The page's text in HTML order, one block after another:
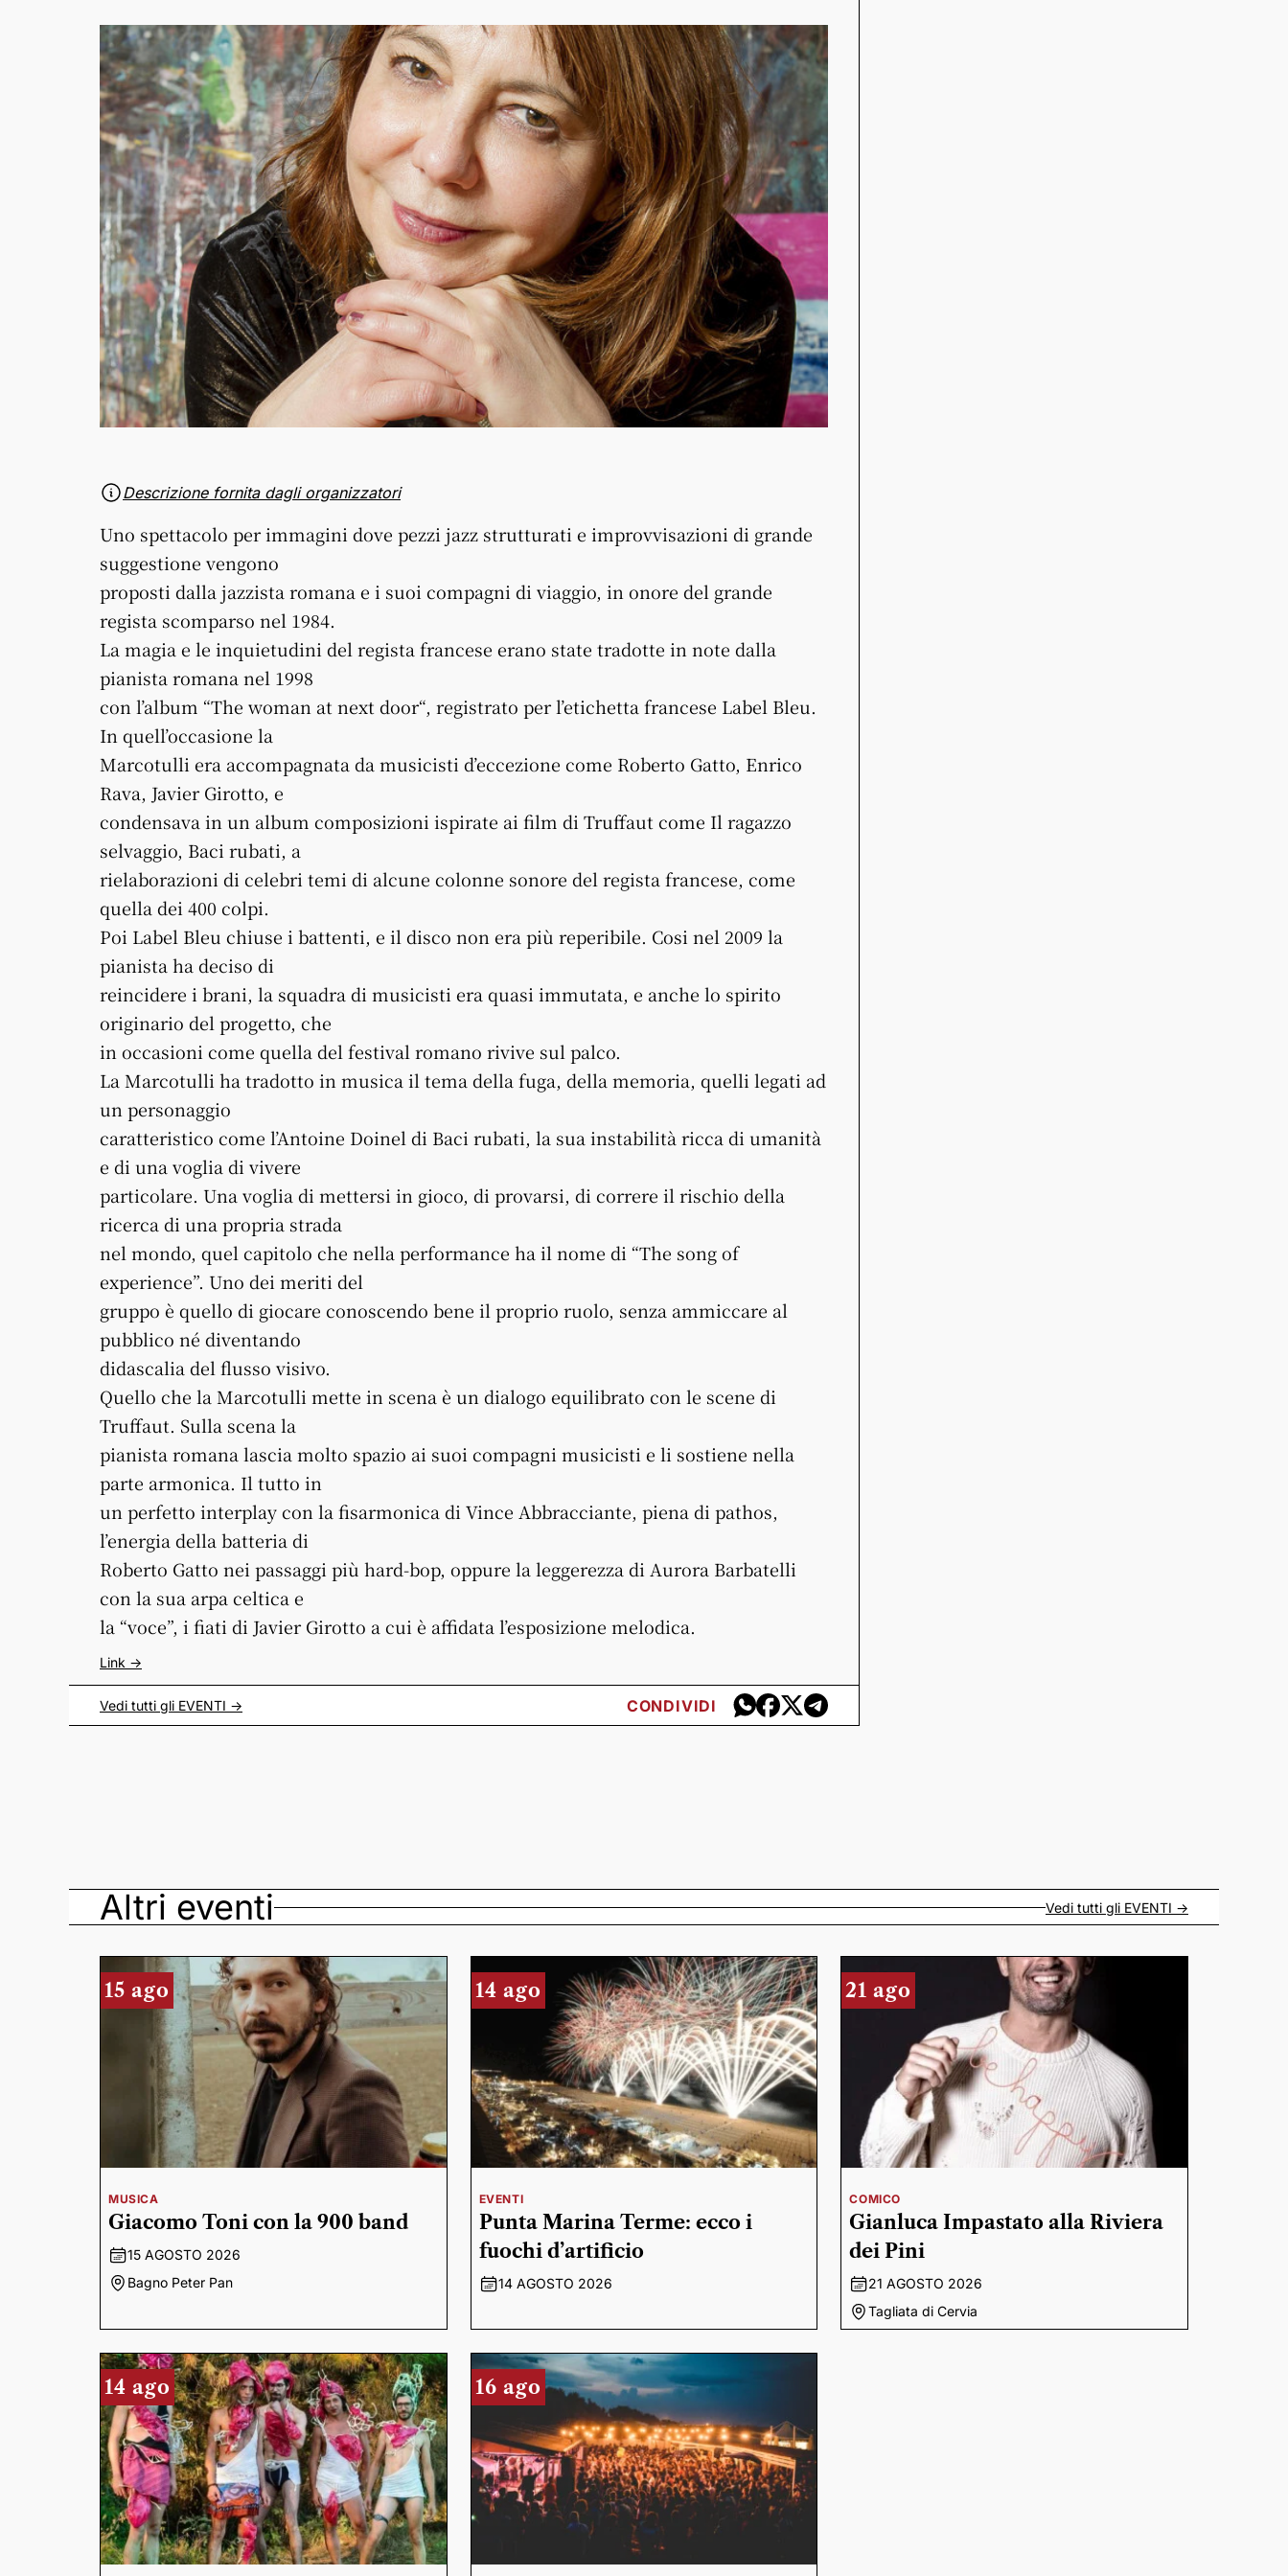
Descrizione fornita dagli organizzatori
Uno spettacolo per immagini dove pezzi jazz strutturati e improvvisazioni di grande
suggestione vengono
proposti dalla jazzista romana e i suoi compagni di viaggio, in onore del grande
regista scomparso nel 1984.
La magia e le inquietudini del regista francese erano state tradotte in note dalla
pianista romana nel 1998
con l’album “The woman at next door“, registrato per l’etichetta francese Label Bleu.
In quell’occasione la
Marcotulli era accompagnata da musicisti d’eccezione come Roberto Gatto, Enrico
Rava, Javier Girotto, e
condensava in un album composizioni ispirate ai film di Truffaut come Il ragazzo
selvaggio, Baci rubati, a
rielaborazioni di celebri temi di alcune colonne sonore del regista francese, come
quella dei 400 colpi.
Poi Label Bleu chiuse i battenti, e il disco non era più reperibile. Cosi nel 2009 la
pianista ha deciso di
reincidere i brani, la squadra di musicisti era quasi immutata, e anche lo spirito
originario del progetto, che
in occasioni come quella del festival romano rivive sul palco.
La Marcotulli ha tradotto in musica il tema della fuga, della memoria, quelli legati ad
un personaggio
caratteristico come l’Antoine Doinel di Baci rubati, la sua instabilità ricca di umanità
e di una voglia di vivere
particolare. Una voglia di mettersi in gioco, di provarsi, di correre il rischio della
ricerca di una propria strada
nel mondo, quel capitolo che nella performance ha il nome di “The song of
experience”. Uno dei meriti del
gruppo è quello di giocare conoscendo bene il proprio ruolo, senza ammiccare al
pubblico né diventando
didascalia del flusso visivo.
Quello che la Marcotulli mette in scena è un dialogo equilibrato con le scene di
Truffaut. Sulla scena la
pianista romana lascia molto spazio ai suoi compagni musicisti e li sostiene nella
parte armonica. Il tutto in
un perfetto interplay con la fisarmonica di Vince Abbracciante, piena di pathos,
l’energia della batteria di
Roberto Gatto nei passaggi più hard-bop, oppure la leggerezza di Aurora Barbatelli
con la sua arpa celtica e
la “voce”, i fiati di Javier Girotto a cui è affidata l’esposizione melodica.
Link ->
Vedi tutti gli EVENTI -> CONDIVIDI
Altri eventi Vedi tutti gli EVENTI ->
15 ago
MUSICA
Giacomo Toni con la 900 band
15 AGOSTO 2026
Bagno Peter Pan
14 ago
EVENTI
Punta Marina Terme: ecco i
fuochi d’artificio
14 AGOSTO 2026
21 ago
COMICO
Gianluca Impastato alla Riviera
dei Pini
21 AGOSTO 2026
Tagliata di Cervia
14 ago 16 ago